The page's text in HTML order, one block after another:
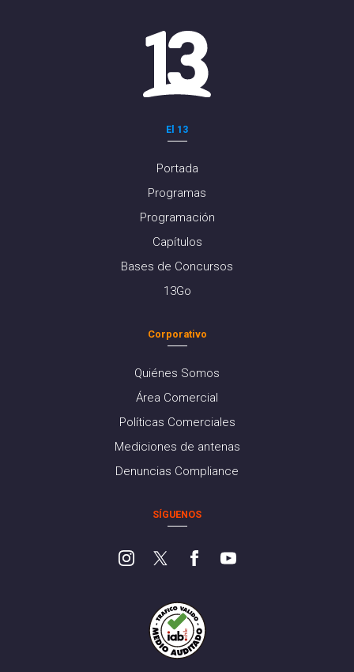
El 13
Portada
Programas
Programación
Capítulos
Bases de Concursos
13Go
Corporativo
Quiénes Somos
Área Comercial
Políticas Comerciales
Mediciones de antenas
Denuncias Compliance
SÍGUENOS